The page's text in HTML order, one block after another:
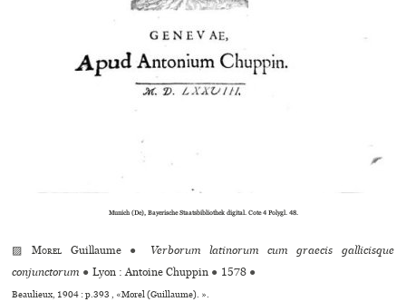
Munich (De), Bayerische Staatsbibliothek digital. Cote 4 Polygl. 48.
▨Morel Guillaume ●
Verborum latinorum cum graecis gallicisque
conjunctorum ● Lyon : Antoine Chuppin ● 1578 ●
Beaulieux, 1904 : p.393 , «Morel (Guillaume). ».